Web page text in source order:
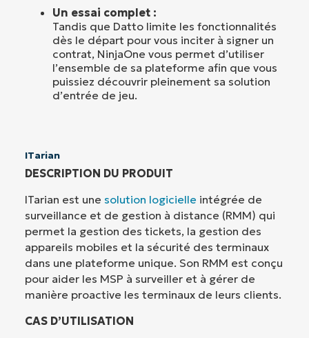
Un essai complet :
Tandis que Datto limite les fonctionnalités
dès le départ pour vous inciter à signer un
contrat, NinjaOne vous permet d’utiliser
l’ensemble de sa plateforme afin que vous
puissiez découvrir pleinement sa solution
d’entrée de jeu.
ITarian
DESCRIPTION DU PRODUIT
ITarian est une solution logicielle intégrée de
surveillance et de gestion à distance (RMM) qui
permet la gestion des tickets, la gestion des
appareils mobiles et la sécurité des terminaux
dans une plateforme unique. Son RMM est conçu
pour aider les MSP à surveiller et à gérer de
manière proactive les terminaux de leurs clients.
CAS D’UTILISATION